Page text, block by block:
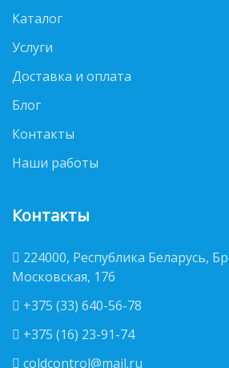
Каталог
Услуги
Доставка и оплата
Блог
Контакты
Наши работы
Контакты
224000, Республика Беларусь,
Московская, 176
+375 (33) 640-56-78
+375 (16) 23-91-74
coldcontrol@mail.ru